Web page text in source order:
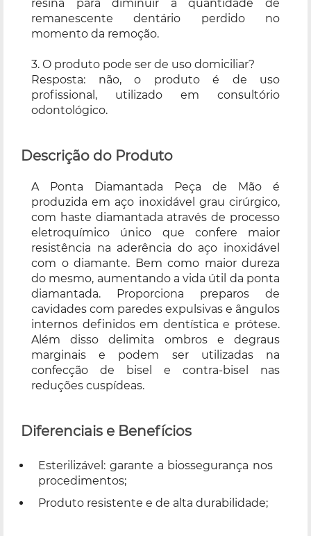
resina para diminuir a quantidade de
remanescente dentário perdido no
momento da remoção.
3. O produto pode ser de uso domiciliar?
Resposta: não, o produto é de uso
profissional, utilizado em consultório
odontológico.
Descrição do Produto
A Ponta Diamantada Peça de Mão é
produzida em aço inoxidável grau cirúrgico,
com haste diamantada através de processo
eletroquímico único que confere maior
resistência na aderência do aço inoxidável
com o diamante. Bem como maior dureza
do mesmo, aumentando a vida útil da ponta
diamantada. Proporciona preparos de
cavidades com paredes expulsivas e ângulos
internos definidos em dentística e prótese.
Além disso delimita ombros e degraus
marginais e podem ser utilizadas na
confecção de bisel e contra-bisel nas
reduções cuspídeas.
Diferenciais e Benefícios
Esterilizável: garante a biossegurança nos
procedimentos;
Produto resistente e de alta durabilidade;